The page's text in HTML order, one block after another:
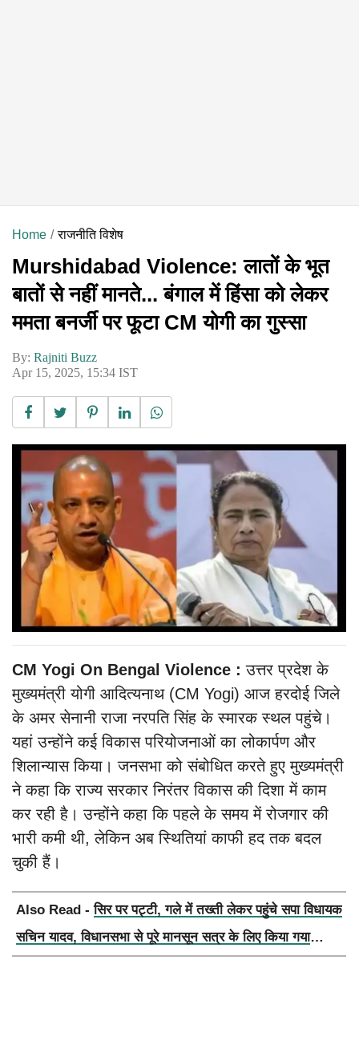
Home राजनीति विशेष
Murshidabad Violence: लातों के भूत
बातों से नहीं मानते... बंगाल में हिंसा को लेकर
ममता बनर्जी पर फूटा CM योगी का गुस्सा
By: Rajniti Buzz
Apr 15, 2025, 15:34 IST
CM Yogi On Bengal Violence : उत्तर प्रदेश के
मुख्यमंत्री योगी आदित्यनाथ (CM Yogi) आज हरदोई जिले
के अमर सेनानी राजा नरपति सिंह के स्मारक स्थल पहुंचे।
यहां उन्होंने कई विकास परियोजनाओं का लोकार्पण और
शिलान्यास किया। जनसभा को संबोधित करते हुए मुख्यमंत्री
ने कहा कि राज्य सरकार निरंतर विकास की दिशा में काम
कर रही है। उन्होंने कहा कि पहले के समय में रोजगार की
भारी कमी थी, लेकिन अब स्थितियां काफी हद तक बदल
चुकी हैं।
Also Read -सिर पर पट्टी, गले में तख्ती लेकर पहुंचे सपा विधायक
सचिन यादव, विधानसभा से पूरे मानसून सत्र के लिए किया गया